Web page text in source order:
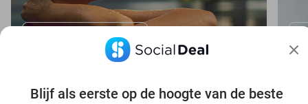
Blijf als eerste op de hoogte van de beste
Bekijk wellnessdeals